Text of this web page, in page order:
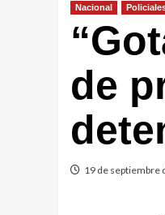
Nacional
de
19 de septiembre